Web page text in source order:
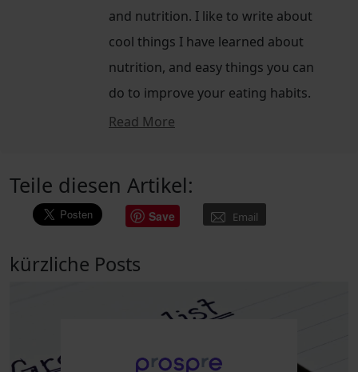
and nutrition. I like to write about
cool things I have learned about
nutrition, and easy things you can
do to improve your eating habits.
Read More
Teile diesen Artikel:
Save Email
kürzliche Posts